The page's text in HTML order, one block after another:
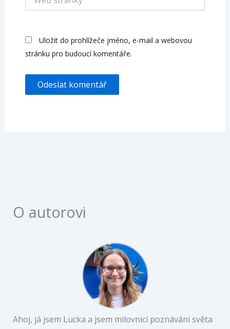
stránky
Uložit do prohlížeče jméno, e-mail a webovou
stránku pro budoucí komentáře.
O autorovi
Ahoj, já jsem Lucka a jsem milovnicí poznávání světa